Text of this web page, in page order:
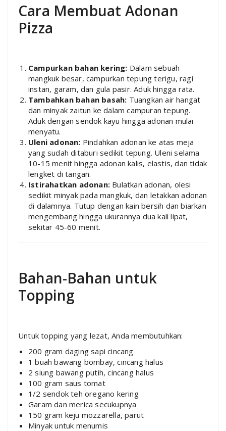
Cara Membuat Adonan
Pizza
Campurkan bahan kering: Dalam sebuah
mangkuk besar, campurkan tepung terigu, ragi
instan, garam, dan gula pasir. Aduk hingga rata.
Tambahkan bahan basah: Tuangkan air hangat
dan minyak zaitun ke dalam campuran tepung.
Aduk dengan sendok kayu hingga adonan mulai
menyatu.
Uleni adonan: Pindahkan adonan ke atas meja
yang sudah ditaburi sedikit tepung. Uleni selama
10-15 menit hingga adonan kalis, elastis, dan tidak
lengket di tangan.
Istirahatkan adonan: Bulatkan adonan, olesi
sedikit minyak pada mangkuk, dan letakkan adonan
di dalamnya. Tutup dengan kain bersih dan biarkan
mengembang hingga ukurannya dua kali lipat,
sekitar 45-60 menit.
Bahan-Bahan untuk
Topping
Untuk topping yang lezat, Anda membutuhkan:
200 gram daging sapi cincang
1 buah bawang bombay, cincang halus
2 siung bawang putih, cincang halus
100 gram saus tomat
1/2 sendok teh oregano kering
Garam dan merica secukupnya
150 gram keju mozzarella, parut
Minyak untuk menumis